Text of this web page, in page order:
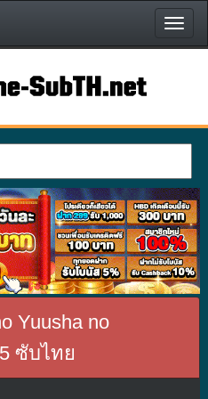
หน้า
แรก
Yuusha no
ซับไทย